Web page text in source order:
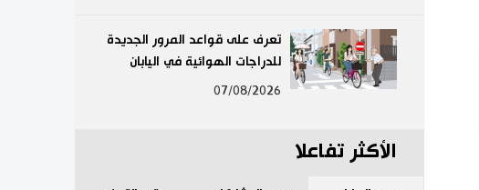
تعرف على قواعد المرور الجديدة
للدراجات الهوائية في اليابان
07/08/2026
الأكثر تفاعلا